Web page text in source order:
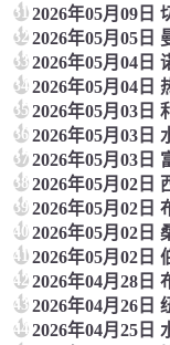
312026年05月09日
322026年05月05日
33
34
352026年05月03日
36
372026年05月03日
38
39
402026年05月02日
412026年05月02日
42
43
442026年04月25日